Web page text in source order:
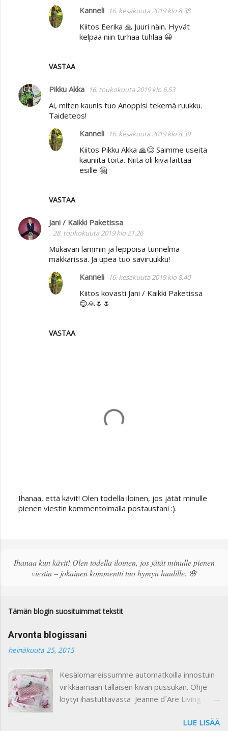
VASTAA
Kanneli 16. kesäkuuta 2019 klo 8.38
Kiitos Eerika 🙏 Juuri näin. Hyvät
kelpaa niin turhaa tuhlaa 😀
Pikku Akka 16. toukokuuta 2019 klo 6.53
Ai, miten kaunis tuo Anoppisi tekemä ruukku.
Taideteos!
VASTAA
Kanneli 16. kesäkuuta 2019 klo 8.39
Kiitos Pikku Akka 🙏😊 Saimme useita
kauniita töitä. Niitä oli kiva laittaa
esille 🤗
Jani / Kaikki Paketissa
28. toukokuuta 2019 klo 21.26
Mukavan lämmin ja leppoisa tunnelma
makkarissa. Ja upea tuo saviruukku!
VASTAA
Kanneli 16. kesäkuuta 2019 klo 8.40
Kiitos kovasti Jani / Kaikki Paketissa
😊🙏🌷🌷
L
ä
k
e
t
i
Ihanaa, että kävit! Olen todella iloinen, jos jätät minulle
pienen viestin kommentoimalla postaustani :).
Ihanaa kun kävit! Olen todella iloinen, jos jätät minulle pienen
viestin – jokainen kommentti tuo hymyn huulille. 🌸
Tämän blogin suosituimmat tekstit
Arvonta blogissani
heinäkuuta 25, 2015
Kesälomareissumme automatkoilla innostuin
virkkaamaan tällaisen kivan pussukan. Ohje
löytyi ihastuttavasta Jeanne d´Are Living
lehtien sisustusjutut ovat todella ihastuttavia
LUE LISÄÄ